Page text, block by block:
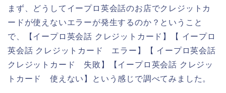
まず、どうしてイープロ英会話のお店でクレジットカ
ードが使えないエラーが発生するのか？ということ
で、【イープロ英会話 クレジットカード】【 イープロ
英会話 クレジットカード エラー】【 イープロ英会話
クレジットカード 失敗】【イープロ英会話 クレジッ
トカード 使えない】という感じで調べてみました。